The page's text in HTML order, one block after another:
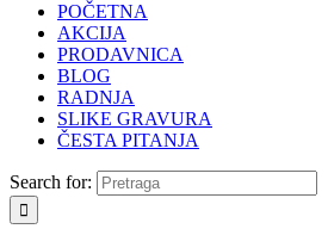
POČETNA
AKCIJA
PRODAVNICA
BLOG
RADNJA
SLIKE GRAVURA
ČESTA PITANJA
Search for: